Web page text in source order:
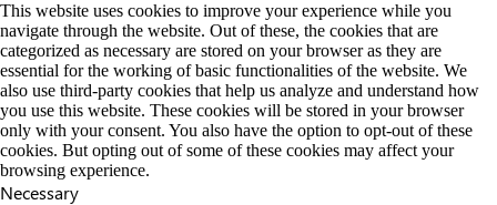
This website uses cookies to improve your experience while you
navigate through the website. Out of these, the cookies that are
categorized as necessary are stored on your browser as they are
essential for the working of basic functionalities of the website. We
also use third-party cookies that help us analyze and understand how
you use this website. These cookies will be stored in your browser
only with your consent. You also have the option to opt-out of these
cookies. But opting out of some of these cookies may affect your
browsing experience.
Necessary